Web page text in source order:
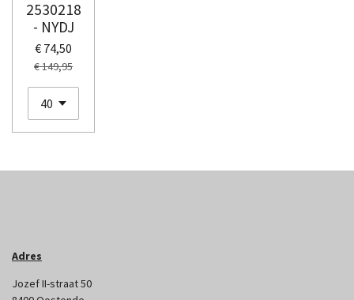
2530218
- NYDJ
€ 74,50
€ 149,95
Adres
Jozef II-straat 50